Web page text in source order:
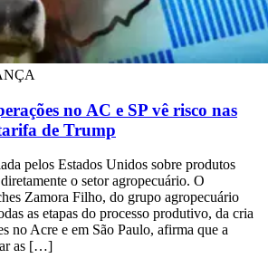
no AC e SP vê risco nas
de Trump
pelos Estados Unidos sobre produtos
o setor agropecuário. O
Zamora Filho, do grupo agropecuário
as etapas do processo produtivo, da cria
no Acre e em São Paulo, afirma que a
as […]